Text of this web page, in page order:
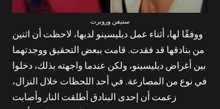
ستيفن وروبرت
ووفقًا لها، أثناء عمل ديليسينو لديها، لاحظت أن اثنين
من بنادقها قد فقدت. قامت ببعض التحقيق ووجدتهما
بين أغراض ديليسينو، ولكن عندما واجهته بذلك، دخلوا
في نوع من المصارعة. في أحد اللحظات خلال النزال،
زعمت أن إحدى البنادق أطلقت النار وأصابت